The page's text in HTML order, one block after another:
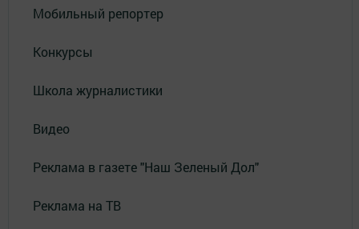
Мобильный репортер
Конкурсы
Школа журналистики
Видео
Реклама в газете "Наш Зеленый Дол"
Реклама на ТВ